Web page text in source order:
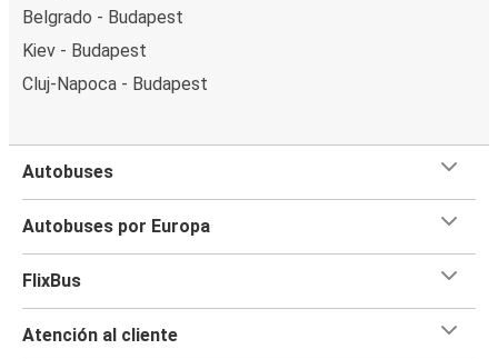
Belgrado - Budapest
Kiev - Budapest
Cluj-Napoca - Budapest
Autobuses
Autobuses por Europa
FlixBus
Atención al cliente